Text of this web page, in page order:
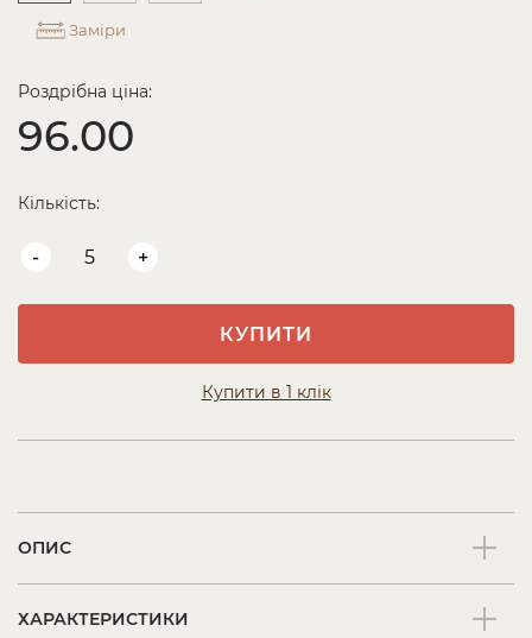
Заміри
Роздрібна ціна:
96.00
Кількість:
- +
КУПИТИ
Купити в 1 клік
ОПИС
ХАРАКТЕРИСТИКИ